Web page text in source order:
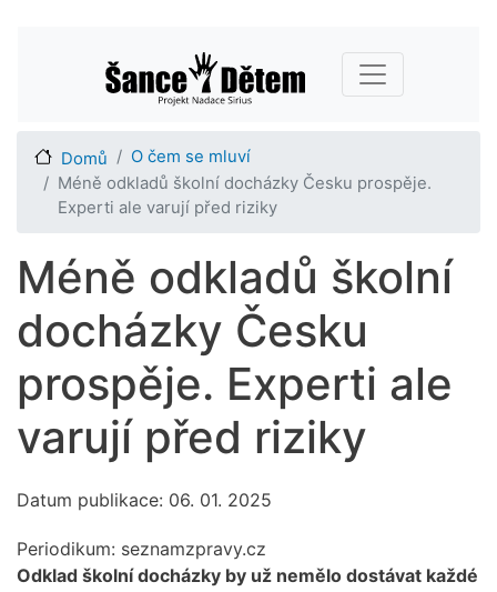
hlavnímu
obsahu
Main navigation
Domů
O čem se mluví
Méně odkladů školní docházky Česku prospěje.
Experti ale varují před riziky
Méně odkladů školní
docházky Česku
prospěje. Experti ale
varují před riziky
Datum publikace: 06. 01. 2025
Periodikum: seznamzpravy.cz
Odklad školní docházky by už nemělo dostávat každé